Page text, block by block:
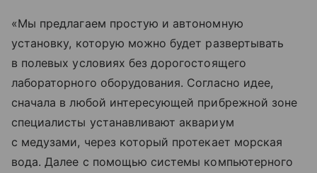
«Мы предлагаем простую и автономную
установку, которую можно будет развертывать
в полевых условиях без дорогостоящего
лабораторного оборудования. Согласно идее,
сначала в любой интересующей прибрежной зоне
специалисты устанавливают аквариум
с медузами, через который протекает морская
вода. Далее с помощью системы компьютерного